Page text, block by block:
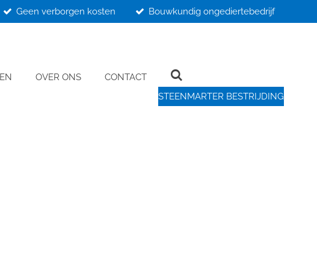
Geen verborgen kosten Bouwkundig ongediertebedrijf
OVER ONS
CONTACT
STEENMARTER BESTRIJDING